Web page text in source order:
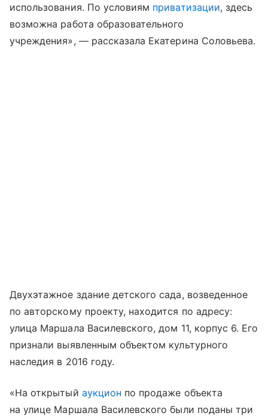
использования. По условиям приватизации, здесь
возможна работа образовательного
учреждения», — рассказала Екатерина Соловьева.
Двухэтажное здание детского сада, возведенное
по авторскому проекту, находится по адресу:
улица Маршала Василевского, дом 11, корпус 6. Его
признали выявленным объектом культурного
наследия в 2016 году.
«На открытый аукцион по продаже объекта
на улице Маршала Василевского были поданы три